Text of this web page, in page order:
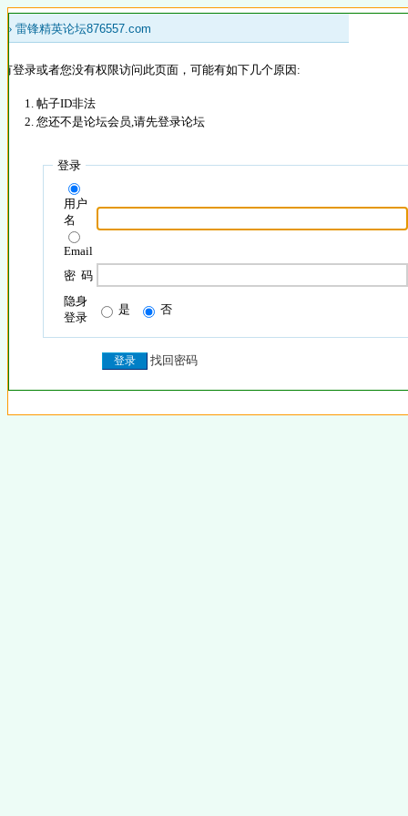
» 雷锋精英论坛876557.com
登录或者您没有权限访问此页面，可能有如下几个原因:
帖子ID非法
您还不是论坛会员,请先登录论坛
登录
用户
名
Email
密 码
隐身
登录
是 否
找回密码